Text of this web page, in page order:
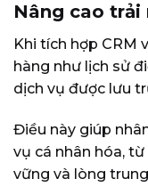
Nâng cao trải
Khi tích hợp CRM
hàng như lịch sử
dịch vụ được lưu
Điều này giúp
vụ cá nhân hóa,
vững và lòng